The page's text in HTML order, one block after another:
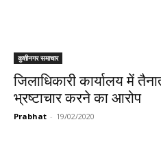
कुशीनगर समाचार
जिलाधिकारी कार्यालय में
भ्रष्टाचार करने का आरोप
Prabhat - 19/02/2020